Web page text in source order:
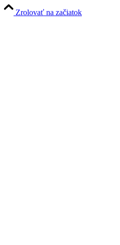
Zrolovať na začiatok